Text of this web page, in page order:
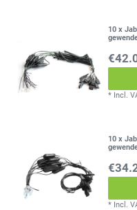
10 x
* Incl.
10 x
* Incl.